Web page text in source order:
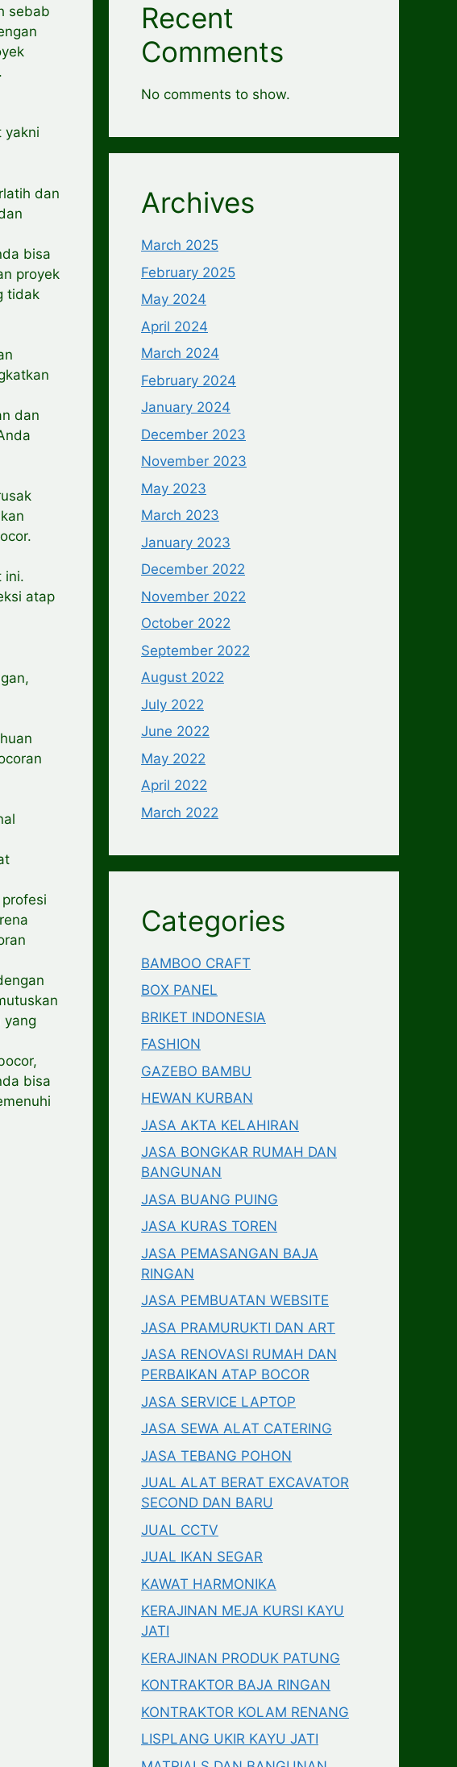
sebab
yakni
dan
bisa
proyek
tidak
dan
ini.
atap
yang
bisa
Recent
Comments
No comments to show.
Archives
March 2025
February 2025
May 2024
April 2024
March 2024
February 2024
January 2024
December 2023
November 2023
May 2023
March 2023
January 2023
December 2022
November 2022
October 2022
September 2022
August 2022
July 2022
June 2022
May 2022
April 2022
March 2022
Categories
BAMBOO CRAFT
BOX PANEL
BRIKET INDONESIA
FASHION
GAZEBO BAMBU
HEWAN KURBAN
JASA AKTA KELAHIRAN
JASA BONGKAR RUMAH DAN
BANGUNAN
JASA BUANG PUING
JASA KURAS TOREN
JASA PEMASANGAN BAJA
RINGAN
JASA PEMBUATAN WEBSITE
JASA PRAMURUKTI DAN ART
JASA RENOVASI RUMAH DAN
PERBAIKAN ATAP BOCOR
JASA SERVICE LAPTOP
JASA SEWA ALAT CATERING
JASA TEBANG POHON
JUAL ALAT BERAT EXCAVATOR
SECOND DAN BARU
JUAL CCTV
JUAL IKAN SEGAR
KAWAT HARMONIKA
KERAJINAN MEJA KURSI KAYU
JATI
KERAJINAN PRODUK PATUNG
KONTRAKTOR BAJA RINGAN
KONTRAKTOR KOLAM RENANG
LISPLANG UKIR KAYU JATI